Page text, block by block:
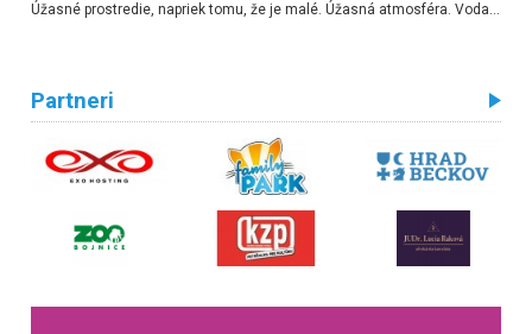
Úžasné prostredie, napriek tomu, že je malé. Úžasná atmosféra. Voda fantastická a nádherná. Ľudí je pomerne veľa, ale su mili a ohľaduplní. Je veľmi zaujímavé sledovať, ako dokážu spolu športovať cudzí ľudia a bez ohľadu na vek. Vládne tu pohoda. Vnuka neviem dostať z vody. Ďakujem za krásny deň . Urcite sa sem vrátim. Jediný problém je s parkovaním, ale aj ten sa mi podarilo vyriešiť. Monika Bratislava
Partneri